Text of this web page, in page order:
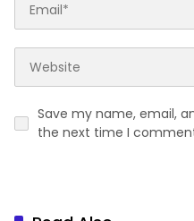
Save my name, email,
the next time I